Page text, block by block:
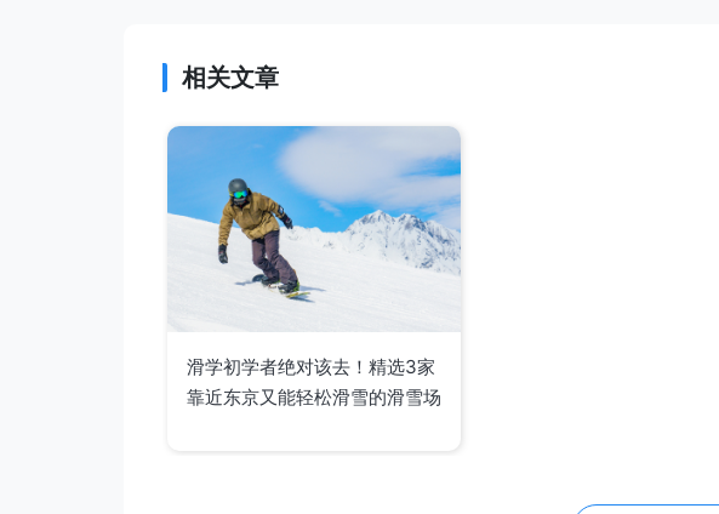
相关文章
滑学初学者绝对该去！精选3家
靠近东京又能轻松滑雪的滑雪场